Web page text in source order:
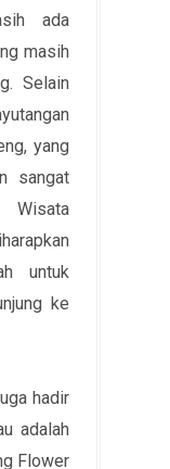
ada
masih
Selain
yang
sangat
Wisata
untuk
ke
hadir
adalah
Flower